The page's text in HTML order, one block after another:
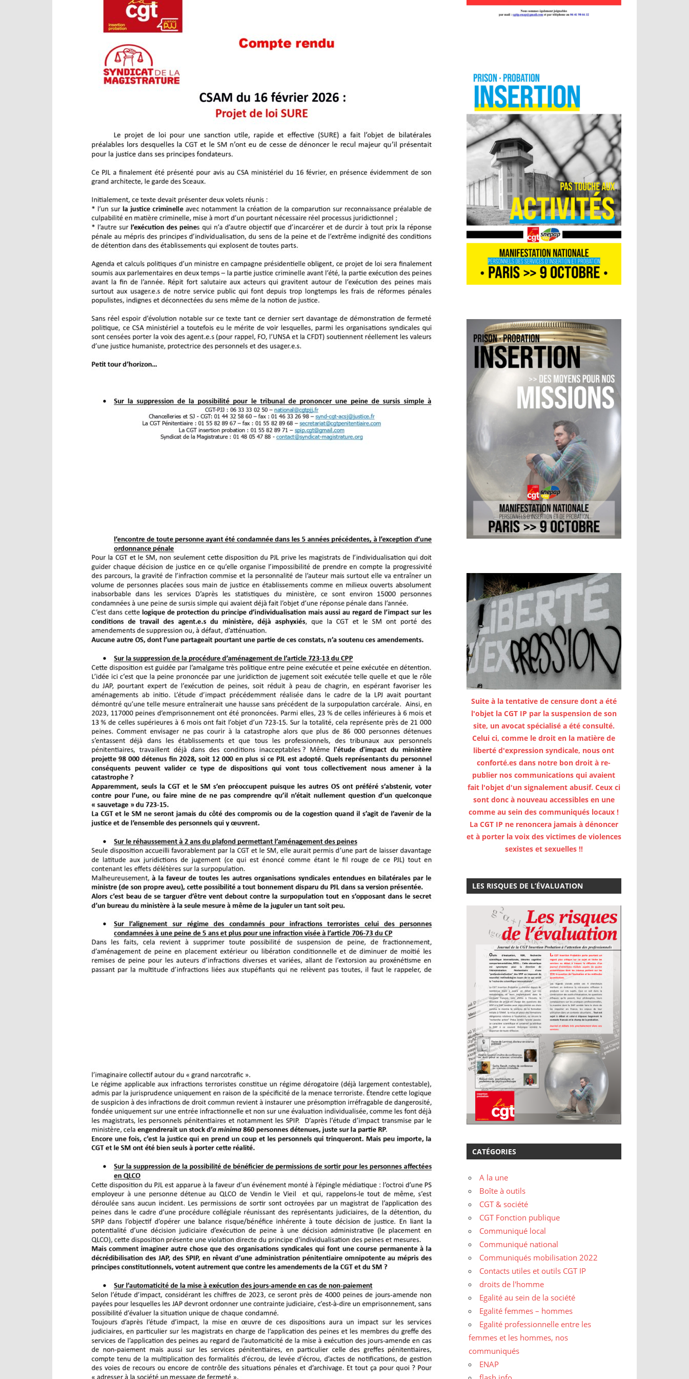
Suite à la tentative de censure dont a été
l'objet la CGT IP par la suspension de son
site, un avocat spécialisé a été consulté.
Celui ci, comme le droit en la matière de
liberté d'expression syndicale, nous ont
conforté.es dans notre bon droit à re-
publier nos communications qui avaient
fait l'objet d'un signalement abusif. Ceux ci
sont donc à nouveau accessibles en une
comme au sein des communiqués locaux !
La CGT IP ne renoncera jamais à dénoncer
et à porter la voix des victimes de violences
sexistes et sexuelles !!
LES RISQUES DE L’ÉVALUATION
CATÉGORIES
A la une
Boîte à outils
CGT & société
CGT Fonction publique
Communiqué local
Communiqué national
Communiqués mobilisation 2022
Contacts utiles et outils CGT IP
droits de l'homme
Egalité au sein de la société
Egalité femmes – hommes
Egalité professionnelle entre les
femmes et les hommes, nos
communiqués
ENAP